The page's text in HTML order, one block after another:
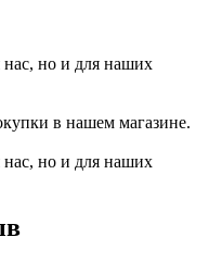
но и для наших
в нашем магазине.
но и для наших